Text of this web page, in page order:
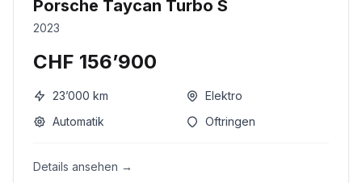
Porsche Taycan Turbo S
2023
CHF 156’900
23’000 km
Elektro
Automatik
Oftringen
Details ansehen →